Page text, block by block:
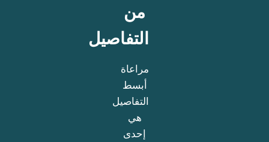
من
التفاصيل
مراعاة
أبسط
التفاصيل
هي
إحدى